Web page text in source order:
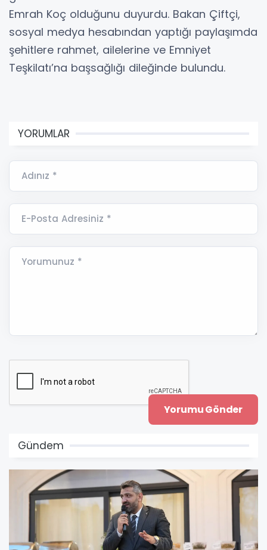
Emrah Koç olduğunu duyurdu. Bakan Çiftçi,
sosyal medya hesabından yaptığı paylaşımda
şehitlere rahmet, ailelerine ve Emniyet
Teşkilatı’na başsağlığı dileğinde bulundu.
YORUMLAR
Adınız *
E-Posta Adresiniz *
Yorumunuz *
Gündem